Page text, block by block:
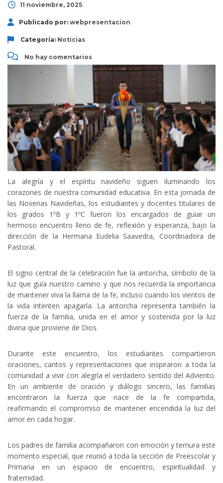
11 noviembre, 2025
Publicado por: webpresentacion
Categoría: Noticias
No hay comentarios
La alegría y el espíritu navideño siguen iluminando los
corazones de nuestra comunidad educativa. En esta jornada de
las Novenas Navideñas, los estudiantes y docentes titulares de
los grados 1ºB y 1ºC fueron los encargados de guiar un
hermoso encuentro lleno de fe, reflexión y esperanza, bajo la
dirección de la Hermana Eudelia Saavedra, Coordinadora de
Pastoral.
El signo central de la celebración fue la antorcha, símbolo de la
luz que guía nuestro camino y que nos recuerda la importancia
de mantener viva la llama de la fe, incluso cuando los vientos de
la vida intenten apagarla. La antorcha representa también la
fuerza de la familia, unida en el amor y sostenida por la luz
divina que proviene de Dios.
Durante este encuentro, los estudiantes compartieron
oraciones, cantos y representaciones que inspiraron a toda la
comunidad a vivir con alegría el verdadero sentido del Adviento.
En un ambiente de oración y diálogo sincero, las familias
encontraron la fuerza que nace de la fe compartida,
reafirmando el compromiso de mantener encendida la luz del
amor en cada hogar.
Los padres de familia acompañaron con emoción y ternura este
momento especial, que reunió a toda la sección de Preescolar y
Primaria en un espacio de encuentro, espiritualidad y
fraternidad.